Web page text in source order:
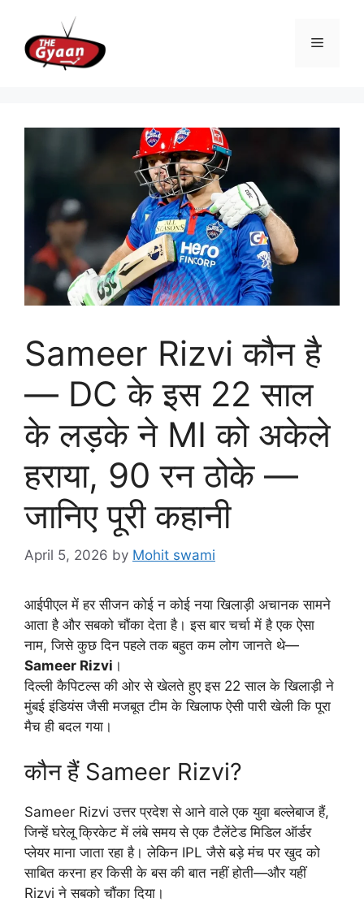
content
Menu
Sameer Rizvi कौन है
— DC के इस 22 साल
के लड़के ने MI को अकेले
हराया, 90 रन ठोके —
जानिए पूरी कहानी
April 5, 2026 by Mohit swami
आईपीएल में हर सीजन कोई न कोई नया खिलाड़ी अचानक सामने
आता है और सबको चौंका देता है। इस बार चर्चा में है एक ऐसा
नाम, जिसे कुछ दिन पहले तक बहुत कम लोग जानते थे—
Sameer Rizvi ।
दिल्ली कैपिटल्स की ओर से खेलते हुए इस 22 साल के खिलाड़ी ने
मुंबई इंडियंस जैसी मजबूत टीम के खिलाफ ऐसी पारी खेली कि पूरा
मैच ही बदल गया।
कौन हैं Sameer Rizvi?
Sameer Rizvi उत्तर प्रदेश से आने वाले एक युवा बल्लेबाज हैं,
जिन्हें घरेलू क्रिकेट में लंबे समय से एक टैलेंटेड मिडिल ऑर्डर
प्लेयर माना जाता रहा है। लेकिन IPL जैसे बड़े मंच पर खुद को
साबित करना हर किसी के बस की बात नहीं होती—और यहीं
Rizvi ने सबको चौंका दिया।